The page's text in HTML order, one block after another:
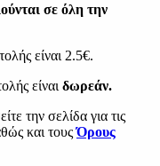
σε όλη την
είναι 2.5€.
είναι δωρεάν.
την σελίδα για τις
και τουςΌρους